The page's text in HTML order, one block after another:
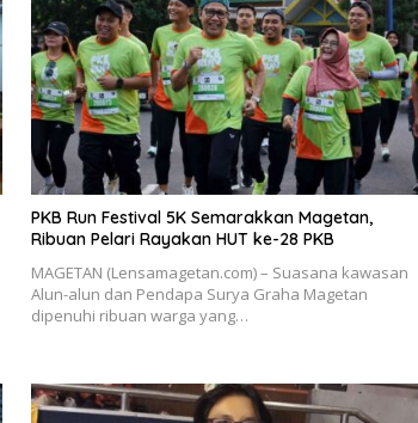
PKB Run Festival 5K Semarakkan Magetan,
Ribuan Pelari Rayakan HUT ke-28 PKB
MAGETAN (Lensamagetan.com) – Suasana kawasan
Alun-alun dan Pendapa Surya Graha Magetan
dipenuhi ribuan warga yang…